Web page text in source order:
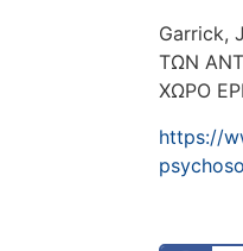
Garrick,
ΤΩΝ
ΧΩΡΟ
https://